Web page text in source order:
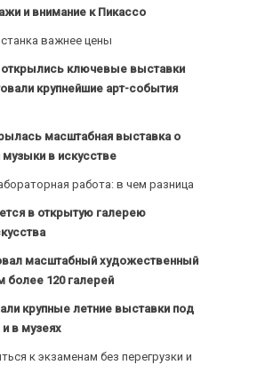
и внимание к Пикассо
важнее цены
открылись ключевые выставки
крупнейшие арт-события
масштабная выставка о
в искусстве
работа: в чем разница
в открытую галерею
масштабный художественный
более 120 галерей
крупные летние выставки под
в музеях
к экзаменам без перегрузки и